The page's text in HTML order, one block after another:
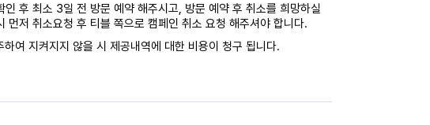
후 최소 3일 전 방문 예약 해주시고, 방문 예약 후 취소를 희망하실
먼저 취소요청 후 티블 쪽으로 캠페인 취소 요청 해주셔야 합니다.
여 지켜지지 않을 시 제공내역에 대한 비용이 청구 됩니다.